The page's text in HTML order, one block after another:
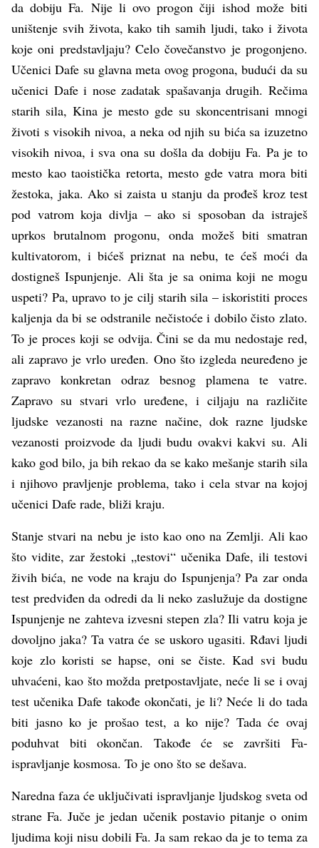
da dobiju Fa. Nije li ovo progon čiji ishod može biti
uništenje svih života, kako tih samih ljudi, tako i života
koje oni predstavljaju? Celo čovečanstvo je progonjeno.
Učenici Dafe su glavna meta ovog progona, budući da su
učenici Dafe i nose zadatak spašavanja drugih. Rečima
starih sila, Kina je mesto gde su skoncentrisani mnogi
životi s visokih nivoa, a neka od njih su bića sa izuzetno
visokih nivoa, i sva ona su došla da dobiju Fa. Pa je to
mesto kao taoistička retorta, mesto gde vatra mora biti
žestoka, jaka. Ako si zaista u stanju da prođeš kroz test
pod vatrom koja divlja – ako si sposoban da istraješ
uprkos brutalnom progonu, onda možeš biti smatran
kultivatorom, i bićeš priznat na nebu, te ćeš moći da
dostigneš Ispunjenje. Ali šta je sa onima koji ne mogu
uspeti? Pa, upravo to je cilj starih sila – iskoristiti proces
kaljenja da bi se odstranile nečistoće i dobilo čisto zlato.
To je proces koji se odvija. Čini se da mu nedostaje red,
ali zapravo je vrlo uređen. Ono što izgleda neuređeno je
zapravo konkretan odraz besnog plamena te vatre.
Zapravo su stvari vrlo uređene, i ciljaju na različite
ljudske vezanosti na razne načine, dok razne ljudske
vezanosti proizvode da ljudi budu ovakvi kakvi su. Ali
kako god bilo, ja bih rekao da se kako mešanje starih sila
i njihovo pravljenje problema, tako i cela stvar na kojoj
učenici Dafe rade, bliži kraju.
Stanje stvari na nebu je isto kao ono na Zemlji. Ali kao
što vidite, zar žestoki „testovi“ učenika Dafe, ili testovi
živih bića, ne vode na kraju do Ispunjenja? Pa zar onda
test predviđen da odredi da li neko zaslužuje da dostigne
Ispunjenje ne zahteva izvesni stepen zla? Ili vatru koja je
dovoljno jaka? Ta vatra će se uskoro ugasiti. Rđavi ljudi
koje zlo koristi se hapse, oni se čiste. Kad svi budu
uhvaćeni, kao što možda pretpostavljate, neće li se i ovaj
test učenika Dafe takođe okončati, je li? Neće li do tada
biti jasno ko je prošao test, a ko nije? Tada će ovaj
poduhvat biti okončan. Takođe će se završiti Fa-
ispravljanje kosmosa. To je ono što se dešava.
Naredna faza će uključivati ispravljanje ljudskog sveta od
strane Fa. Juče je jedan učenik postavio pitanje o onim
ljudima koji nisu dobili Fa. Ja sam rekao da je to tema za